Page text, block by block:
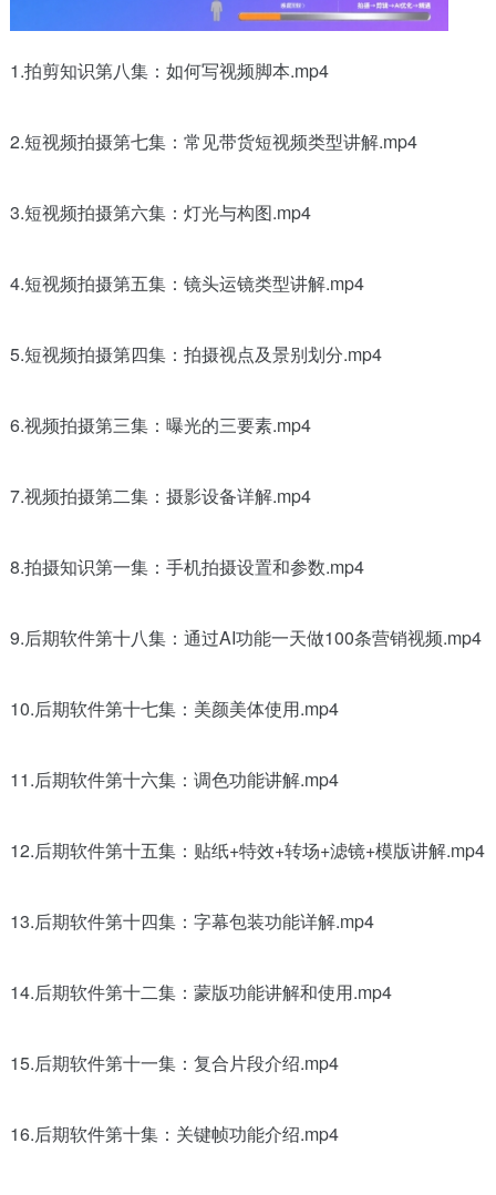
1.拍剪知识第八集：如何写视频脚本.mp4
2.短视频拍摄第七集：常见带货短视频类型讲解.mp4
3.短视频拍摄第六集：灯光与构图.mp4
4.短视频拍摄第五集：镜头运镜类型讲解.mp4
5.短视频拍摄第四集：拍摄视点及景别划分.mp4
6.视频拍摄第三集：曝光的三要素.mp4
7.视频拍摄第二集：摄影设备详解.mp4
8.拍摄知识第一集：手机拍摄设置和参数.mp4
9.后期软件第十八集：通过AI功能一天做100条营销视频.mp4
10.后期软件第十七集：美颜美体使用.mp4
11.后期软件第十六集：调色功能讲解.mp4
12.后期软件第十五集：贴纸+特效+转场+滤镜+模版讲解.mp4
13.后期软件第十四集：字幕包装功能详解.mp4
14.后期软件第十二集：蒙版功能讲解和使用.mp4
15.后期软件第十一集：复合片段介绍.mp4
16.后期软件第十集：关键帧功能介绍.mp4